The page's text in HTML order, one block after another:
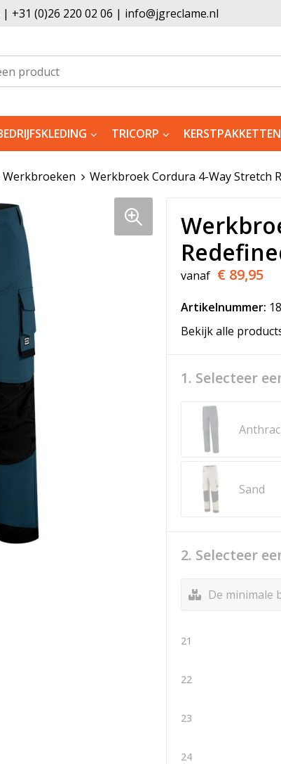
+31 (0)26 220 02 06 | info@jgreclame.nl
TRICORP KERSTPAKKETTEN
Werkbroeken Werkbroek Cordura 4-Way Stretch
vanaf € 89,95
Artikelnummer:
Bekijk alle
1. Selecteer
Sand
2. Selecteer
De minimale
21
22
23
24